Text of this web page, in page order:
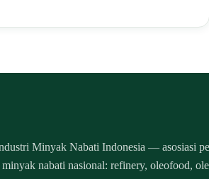
Minyak Nabati Indonesia — asosiasi
nabati nasional: refinery, oleofood,